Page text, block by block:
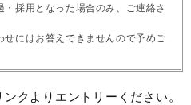
採用となった場合のみ、ご連絡さ
にはお答えできませんので予めご
クよりエントリーください。